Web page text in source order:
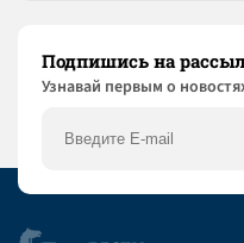
Подпишись на
Узнaвай первым о